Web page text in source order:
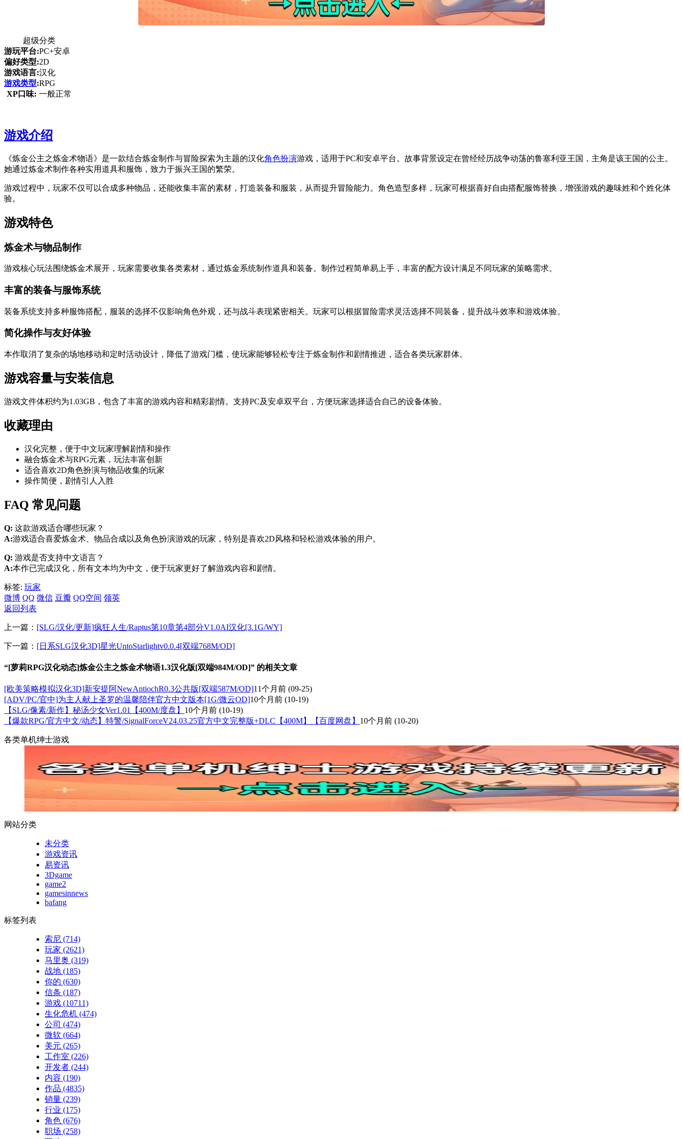
超级分类
游玩平台:PC+安卓
偏好类型:2D
游戏语言:汉化
游戏类型:RPG
XP口味: 一般正常
游戏介绍
《炼金公主之炼金术物语》是一款结合炼金制作与冒险探索为主题的汉化角色扮演游戏，适用于PC和安卓平台。故事背景设定在曾经经历战争动荡的鲁塞利亚王国，主角是该王国的公主。
她通过炼金术制作各种实用道具和服饰，致力于振兴王国的繁荣。
游戏过程中，玩家不仅可以合成多种物品，还能收集丰富的素材，打造装备和服装，从而提升冒险能力。角色造型多样，玩家可根据喜好自由搭配服饰替换，增强游戏的趣味姓和个姓化体
验。
游戏特色
炼金术与物品制作
游戏核心玩法围绕炼金术展开，玩家需要收集各类素材，通过炼金系统制作道具和装备。制作过程简单易上手，丰富的配方设计满足不同玩家的策略需求。
丰富的装备与服饰系统
装备系统支持多种服饰搭配，服装的选择不仅影响角色外观，还与战斗表现紧密相关。玩家可以根据冒险需求灵活选择不同装备，提升战斗效率和游戏体验。
简化操作与友好体验
本作取消了复杂的场地移动和定时活动设计，降低了游戏门槛，使玩家能够轻松专注于炼金制作和剧情推进，适合各类玩家群体。
游戏容量与安装信息
游戏文件体积约为1.03GB，包含了丰富的游戏内容和精彩剧情。支持PC及安卓双平台，方便玩家选择适合自己的设备体验。
收藏理由
汉化完整，便于中文玩家理解剧情和操作
融合炼金术与RPG元素，玩法丰富创新
适合喜欢2D角色扮演与物品收集的玩家
操作简便，剧情引人入胜
FAQ 常见问题
Q: 这款游戏适合哪些玩家？
A:游戏适合喜爱炼金术、物品合成以及角色扮演游戏的玩家，特别是喜欢2D风格和轻松游戏体验的用户。
Q: 游戏是否支持中文语言？
A:本作已完成汉化，所有文本均为中文，便于玩家更好了解游戏内容和剧情。
标签: 玩家
微博 QQ 微信 豆瓣 QQ空间 领英
返回列表
上一篇： [SLG/汉化/更新]疯狂人生/Raptus第10章第4部分V1.0AI汉化[3.1G/WY]
下一篇： [日系SLG汉化3D]星光UntoStarlightv0.0.4[双端768M/OD]
“[萝莉RPG汉化动态]炼金公主之炼金术物语1.3汉化版[双端984M/OD]” 的相关文章
[欧美策略模拟汉化3D]新安提阿NewAntiochR0.3公共版[双端587M/OD]11个月前 (09-25)
[ADV/PC/官中]为主人献上圣罗的温馨陪伴官方中文版本[1G/微云OD]10个月前 (10-19)
【SLG/像素/新作】秘汤少女Ver1.01【400M/度盘】 10个月前 (10-19)
【爆款RPG/官方中文/动态】特警/SignalForceV24.03.25官方中文完整版+DLC【400M】【百度网盘】 10个月前 (10-20)
各类单机绅士游戏
网站分类
未分类
游戏资讯
易资讯
3Dgame
game2
gamesinnews
bafang
标签列表
索尼 (714)
玩家 (2621)
马里奥 (319)
战地 (185)
你的 (630)
信条 (187)
游戏 (10711)
生化危机 (474)
公司 (474)
微软 (664)
美元 (265)
工作室 (226)
开发者 (244)
内容 (190)
作品 (4835)
销量 (239)
行业 (175)
角色 (676)
职场 (258)